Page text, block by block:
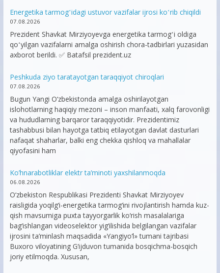
Energetika tarmogʻidagi ustuvor vazifalar ijrosi koʻrib chiqildi
07.08.2026
Prezident Shavkat Mirziyoyevga energetika tarmogʻi oldiga
qoʻyilgan vazifalarni amalga oshirish chora-tadbirlari yuzasidan
axborot berildi. ✅ Batafsil prezident.uz
Peshkuda ziyo taratayotgan taraqqiyot chiroqlari
07.08.2026
Bugun Yangi O‘zbekistonda amalga oshirilayotgan
islohotlarning haqiqiy mezoni – inson manfaati, xalq farovonligi
va hududlarning barqaror taraqqiyotidir. Prezidentimiz
tashabbusi bilan hayotga tatbiq etilayotgan davlat dasturlari
nafaqat shaharlar, balki eng chekka qishloq va mahallalar
qiyofasini ham
Ko’hnarabotliklar elektr ta’minoti yaxshilanmoqda
06.08.2026
O‘zbekiston Respublikasi Prezidenti Shavkat Mirziyoyev
raisligida yoqilg‘i-energetika tarmog‘ini rivojlantirish hamda kuz-
qish mavsumiga puxta tayyorgarlik ko‘rish masalalariga
bag‘ishlangan videoselektor yig‘ilishida belgilangan vazifalar
ijrosini ta’minlash maqsadida «Yangiyo‘l» tumani tajribasi
Buxoro viloyatining G‘ijduvon tumanida bosqichma-bosqich
joriy etilmoqda. Xususan,